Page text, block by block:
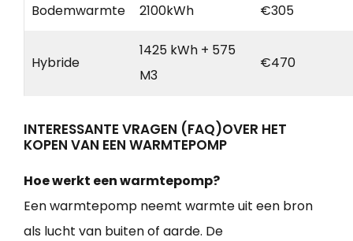
Bodemwarmte 2100kWh €305
Hybride
1425 kWh + 575
M3
€470
INTERESSANTE VRAGEN (FAQ)OVER HET
KOPEN VAN EEN WARMTEPOMP
Hoe werkt een warmtepomp?
Een warmtepomp neemt warmte uit een bron
als lucht van buiten of aarde. De